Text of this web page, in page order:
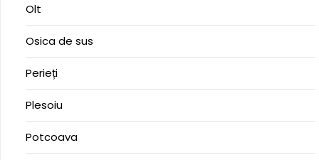
Olt
Osica de sus
Perieți
Plesoiu
Potcoava